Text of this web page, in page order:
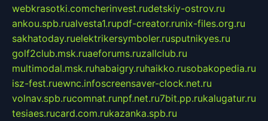
webkrasotki.comcherinvest.rudetskiy-ostrov.ru
ankou.spb.rualvesta1.rupdf-creator.runix-files.org.ru
sakhatoday.ruelektrikersymboler.rusputnikyes.ru
golf2club.msk.ruaeforums.ruzallclub.ru
multimodal.msk.ruhabaigry.ruhaikko.rusobakopedia.ru
isz-fest.ruewnc.infoscreensaver-clock.net.ru
volnav.spb.rucomnat.runpf.net.ru7bit.pp.rukalugatur.ru
tesiaes.rucard.com.rukazanka.spb.ru